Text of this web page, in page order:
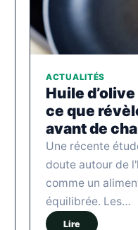
ACTUALITÉS
Huile
ce que
avant de
Une récente
doute autour de
comme un
équilibrée. Les…
Lire